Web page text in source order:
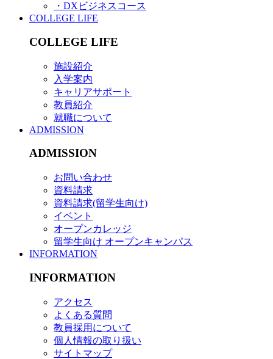
・DXビジネスコース
COLLEGE LIFE
COLLEGE LIFE
施設紹介
入学案内
キャリアサポート
教員紹介
就職について
ADMISSION
ADMISSION
お問い合わせ
資料請求
資料請求(留学生向け)
イベント
オープンカレッジ
留学生向け オープンキャンパス
INFORMATION
INFORMATION
アクセス
よくある質問
教員採用について
個人情報の取り扱い
サイトマップ